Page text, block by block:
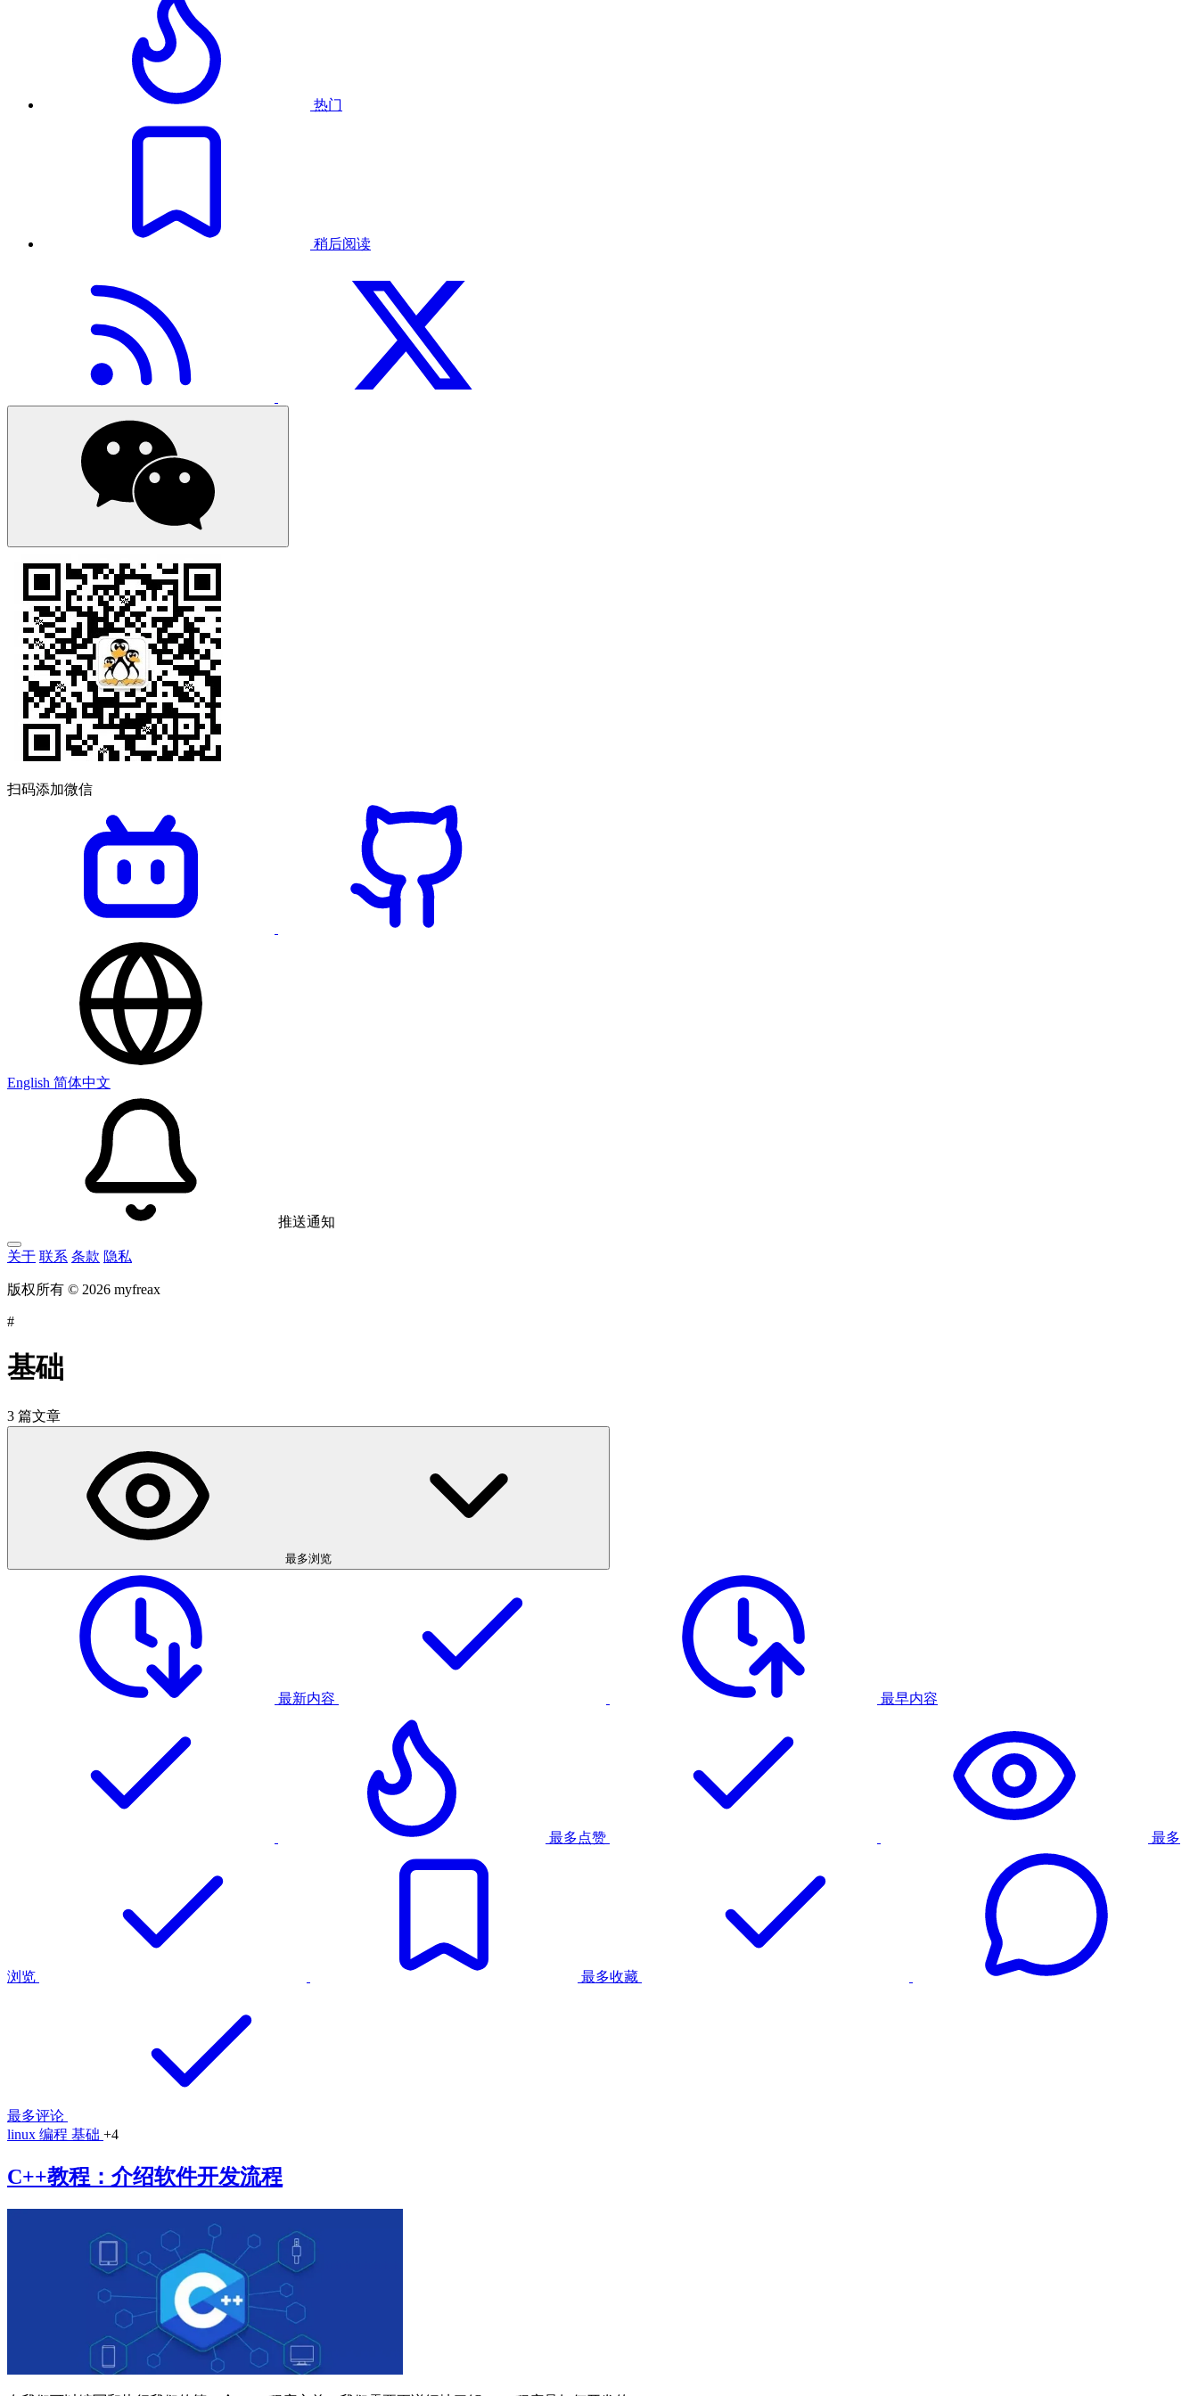
热门
稍后阅读
扫码添加微信
English 简体中文
推送通知
关于 联系 条款 隐私
版权所有 © 2026 myfreax
#
基础
3 篇文章
最多浏览
最新内容 最早内容
最多点赞 最多
浏览 最多收藏
最多评论
linux 编程 基础 +4
C++教程：介绍软件开发流程